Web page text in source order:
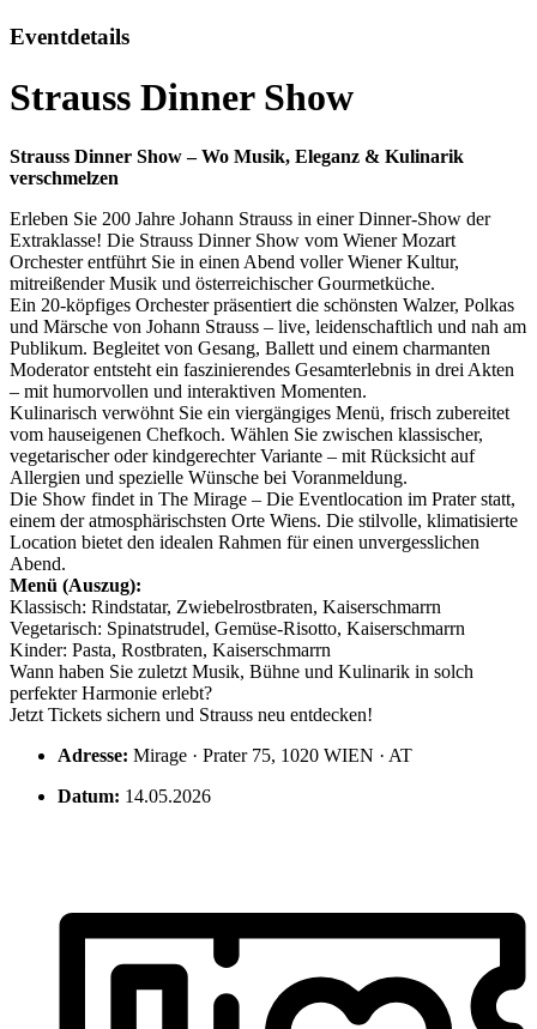
Eventdetails
Strauss Dinner Show
Strauss Dinner Show – Wo Musik, Eleganz & Kulinarik
verschmelzen
Erleben Sie 200 Jahre Johann Strauss in einer Dinner-Show der
Extraklasse! Die Strauss Dinner Show vom Wiener Mozart
Orchester entführt Sie in einen Abend voller Wiener Kultur,
mitreißender Musik und österreichischer Gourmetküche.
Ein 20-köpfiges Orchester präsentiert die schönsten Walzer, Polkas
und Märsche von Johann Strauss – live, leidenschaftlich und nah am
Publikum. Begleitet von Gesang, Ballett und einem charmanten
Moderator entsteht ein faszinierendes Gesamterlebnis in drei Akten
– mit humorvollen und interaktiven Momenten.
Kulinarisch verwöhnt Sie ein viergängiges Menü, frisch zubereitet
vom hauseigenen Chefkoch. Wählen Sie zwischen klassischer,
vegetarischer oder kindgerechter Variante – mit Rücksicht auf
Allergien und spezielle Wünsche bei Voranmeldung.
Die Show findet in The Mirage – Die Eventlocation im Prater statt,
einem der atmosphärischsten Orte Wiens. Die stilvolle, klimatisierte
Location bietet den idealen Rahmen für einen unvergesslichen
Abend.
Menü (Auszug):
Klassisch: Rindstatar, Zwiebelrostbraten, Kaiserschmarrn
Vegetarisch: Spinatstrudel, Gemüse-Risotto, Kaiserschmarrn
Kinder: Pasta, Rostbraten, Kaiserschmarrn
Wann haben Sie zuletzt Musik, Bühne und Kulinarik in solch
perfekter Harmonie erlebt?
Jetzt Tickets sichern und Strauss neu entdecken!
Adresse: Mirage · Prater 75, 1020 WIEN · AT
Datum: 14.05.2026